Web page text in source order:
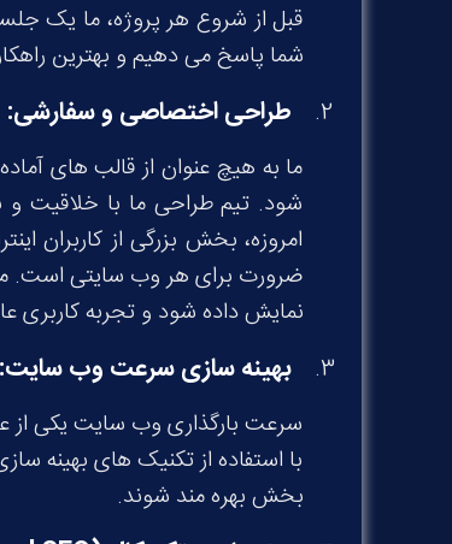
قبل از شروع هر پروژه، ما یک
شما پاسخ می دهیم و بهترین
طراحی اختصاصی و سفارشی:
ما به هیچ عنوان از قالب های
شود. تیم طراحی ما با خلاقیت و
امروزه، بخش بزرگی از کاربران
ضرورت برای هر وب سایتی است. ما
نمایش داده شود و تجربه کاربری
بهینه سازی سرعت وب سایت:
سرعت بارگذاری وب سایت یکی از
با استفاده از تکنیک های بهینه
بخش بهره مند شوند.